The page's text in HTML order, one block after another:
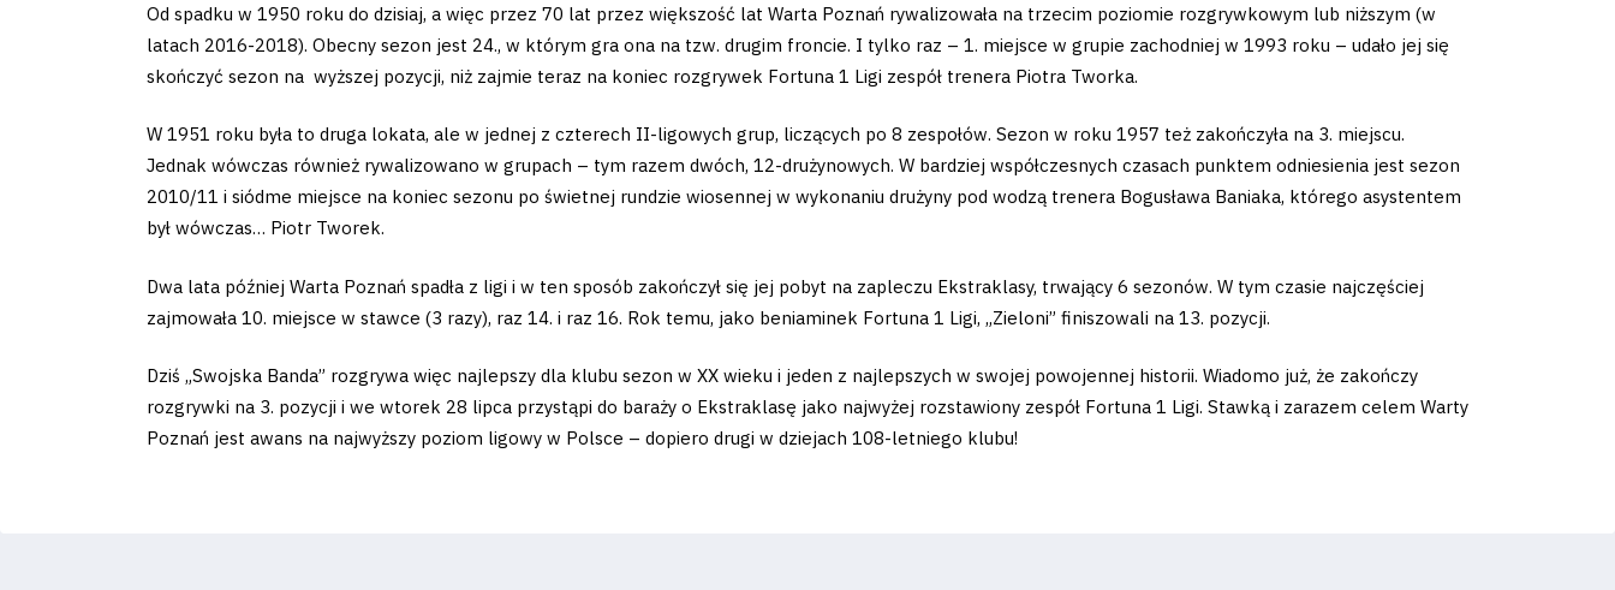
Foundation
Business
Regulations
Od spadku w 1950 roku do dzisiaj, a więc przez 70 lat przez większość lat Warta Poznań rywalizowała na trzecim poziomie rozgrywkowym lub niższym (w
latach 2016-2018). Obecny sezon jest 24., w którym gra ona na tzw. drugim froncie. I tylko raz – 1. miejsce w grupie zachodniej w 1993 roku – udało jej się
skończyć sezon na wyższej pozycji, niż zajmie teraz na koniec rozgrywek Fortuna 1 Ligi zespół trenera Piotra Tworka.
W 1951 roku była to druga lokata, ale w jednej z czterech II-ligowych grup, liczących po 8 zespołów. Sezon w roku 1957 też zakończyła na 3. miejscu.
Jednak wówczas również rywalizowano w grupach – tym razem dwóch, 12-drużynowych. W bardziej współczesnych czasach punktem odniesienia jest sezon
2010/11 i siódme miejsce na koniec sezonu po świetnej rundzie wiosennej w wykonaniu drużyny pod wodzą trenera Bogusława Baniaka, którego asystentem
był wówczas… Piotr Tworek.
Dwa lata później Warta Poznań spadła z ligi i w ten sposób zakończył się jej pobyt na zapleczu Ekstraklasy, trwający 6 sezonów. W tym czasie najczęściej
zajmowała 10. miejsce w stawce (3 razy), raz 14. i raz 16. Rok temu, jako beniaminek Fortuna 1 Ligi, „Zieloni” finiszowali na 13. pozycji.
Dziś „Swojska Banda” rozgrywa więc najlepszy dla klubu sezon w XX wieku i jeden z najlepszych w swojej powojennej historii. Wiadomo już, że zakończy
rozgrywki na 3. pozycji i we wtorek 28 lipca przystąpi do baraży o Ekstraklasę jako najwyżej rozstawiony zespół Fortuna 1 Ligi. Stawką i zarazem celem Warty
Poznań jest awans na najwyższy poziom ligowy w Polsce – dopiero drugi w dziejach 108-letniego klubu!